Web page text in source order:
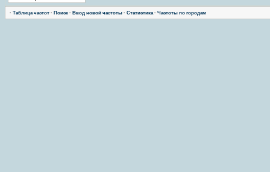
· Таблица частот · Поиск · Ввод новой частоты · Статистика· Частоты по городам